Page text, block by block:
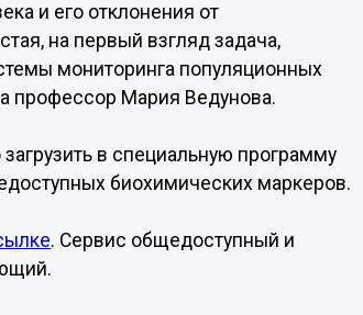
и его отклонения от
на первый взгляд задача,
мониторинга популяционных
профессор Мария Ведунова.
в специальную программу
биохимических маркеров.
. Сервис общедоступный и